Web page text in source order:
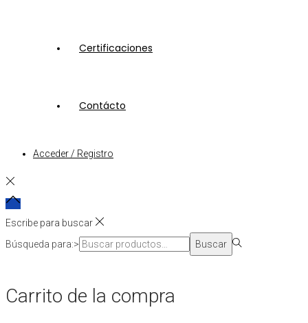
Certificaciones
Contácto
Acceder / Registro
Escribe para buscar
Búsqueda para:>
Buscar
Carrito de la compra